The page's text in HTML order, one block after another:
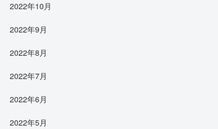
2022年10月
2022年9月
2022年8月
2022年7月
2022年6月
2022年5月